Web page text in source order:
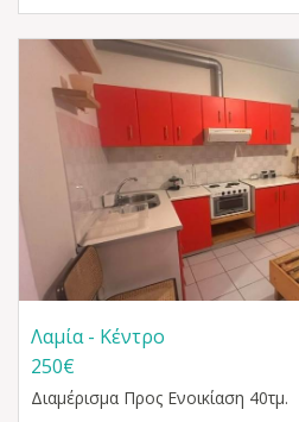
Λαμία - Κέντρο
250€
Διαμέρισμα Προς Ενοικίαση 40τμ.